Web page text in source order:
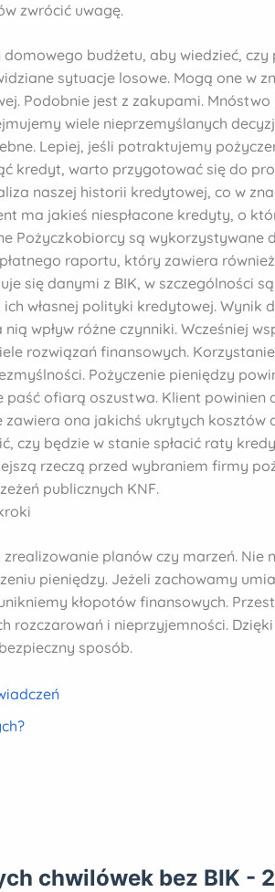
zwrócić uwagę.
budżetu, aby wiedzieć, czy
sytuacje losowe. Mogą one w
Podobnie jest z zakupami.
wiele nieprzemyślanych
Lepiej, jeśli potraktujemy
kredyt, warto przygotować się do
naszej historii kredytowej, co w
ma jakieś niespłacone kredyty, o
Pożyczkobiorcy są wykorzystywane
raportu, który zawiera
się danymi z BIK, w szczególności
własnej polityki kredytowej. Wynik
wpływ różne czynniki. Wcześniej
rozwiązań finansowych.
Pożyczenie pieniędzy
ofiarą oszustwa. Klient powinien
ona jakichś ukrytych kosztów
czy będzie w stanie spłacić raty
rzeczą przed wybraniem firmy
publicznych KNF.
planów czy marzeń. Nie
pieniędzy. Jeżeli zachowamy
kłopotów finansowych.
rozczarowań i nieprzyjemności.
sposób.
chwilówek bez BIK -